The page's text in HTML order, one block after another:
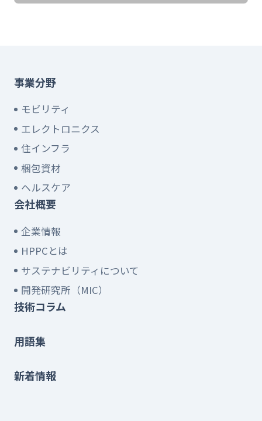
事業分野
モビリティ
エレクトロニクス
住インフラ
梱包資材
ヘルスケア
会社概要
企業情報
HPPCとは
サステナビリティについて
開発研究所（MIC）
技術コラム
用語集
新着情報